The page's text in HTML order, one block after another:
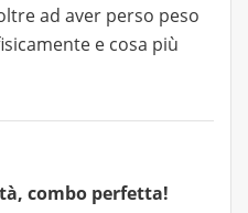
ad aver perso peso
e cosa più
combo perfetta!